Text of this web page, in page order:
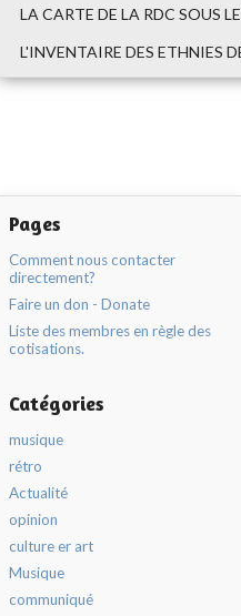
LA CARTE DE LA RDC SOUS
L'INVENTAIRE DES ETHNIES
Pages
Comment nous contacter
directement?
Faire un don - Donate
Liste des membres en règle des
cotisations.
Catégories
musique
rétro
Actualité
opinion
culture er art
Musique
communiqué